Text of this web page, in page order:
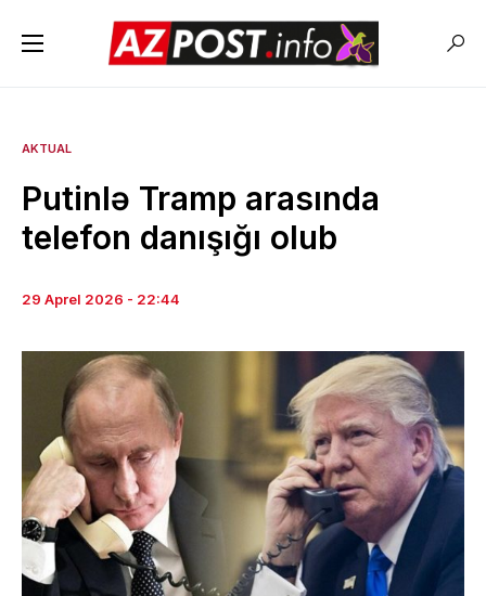
AKTUAL
Putinlə Tramp arasında
telefon danışığı olub
29 Aprel 2026 - 22:44